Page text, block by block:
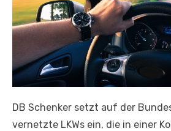
DB Schenker setzt auf der
vernetzte LKWs ein, die in einer